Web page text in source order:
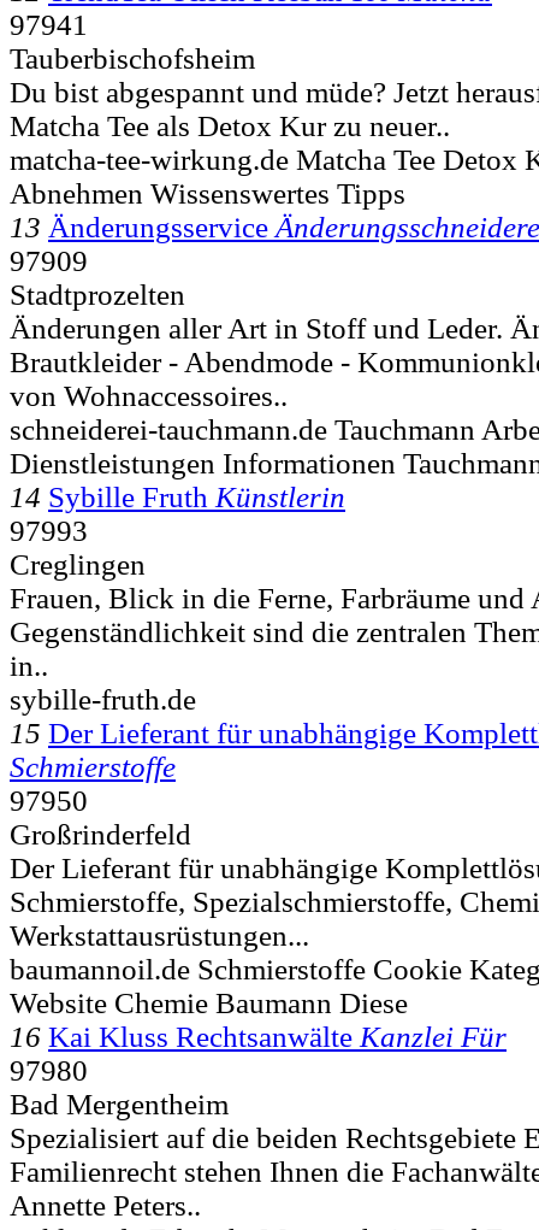
97941
Tauberbischofsheim
Du bist abgespannt und müde? Jetzt
Matcha Tee als Detox Kur zu neuer..
matcha-tee-wirkung.de Matcha Tee Detox
Abnehmen Wissenswertes Tipps
13 Änderungsservice
97909
Stadtprozelten
Änderungen aller Art in Stoff und Leder.
Brautkleider - Abendmode -
von Wohnaccessoires..
schneiderei-tauchmann.de Tauchmann
Dienstleistungen Informationen
14 Sybille Fruth Künstlerin
97993
Creglingen
Frauen, Blick in die Ferne, Farbräume
Gegenständlichkeit sind die zentralen
in..
sybille-fruth.de
15 Der Lieferant für unabhängige
Schmierstoffe
97950
Großrinderfeld
Der Lieferant für unabhängige
Schmierstoffe, Spezialschmierstoffe,
Werkstattausrüstungen...
baumannoil.de Schmierstoffe Cookie
Website Chemie Baumann Diese
16 Kai Kluss Rechtsanwälte Kanzlei Für
97980
Bad Mergentheim
Spezialisiert auf die beiden Rechtsgebiete
Familienrecht stehen Ihnen die
Annette Peters..